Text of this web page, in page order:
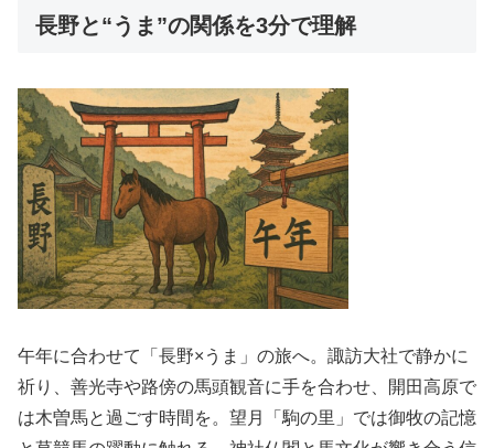
長野と“うま”の関係を3分で理解
午年に合わせて「長野×うま」の旅へ。諏訪大社で静かに
祈り、善光寺や路傍の馬頭観音に手を合わせ、開田高原で
は木曽馬と過ごす時間を。望月「駒の里」では御牧の記憶